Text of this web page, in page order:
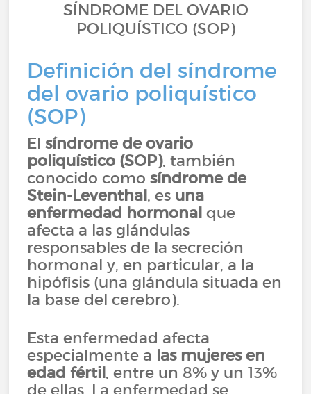
SÍNDROME DEL OVARIO
POLIQUÍSTICO (SOP)
Definición del síndrome
del ovario poliquístico
(SOP)
Elsíndrome de ovario
poliquístico (SOP), también
conocido comosíndrome de
Stein-Leventhal, es una
enfermedad hormonal que
afecta a las glándulas
responsables de la secreción
hormonal y, en particular, a la
hipófisis (una glándula situada en
la base del cerebro).
Esta enfermedad afecta
especialmente a las mujeres en
edad fértil, entre un 8% y un 13%
de ellas. La enfermedad se